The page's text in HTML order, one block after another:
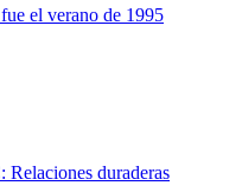
el verano de 1995
Relaciones duraderas